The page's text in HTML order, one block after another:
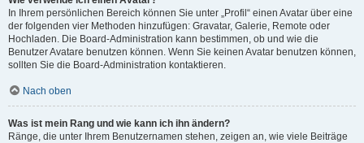
In Ihrem persönlichen Bereich können Sie unter „Profil“ einen Avatar über eine
der folgenden vier Methoden hinzufügen: Gravatar, Galerie, Remote oder
Hochladen. Die Board-Administration kann bestimmen, ob und wie die
Benutzer Avatare benutzen können. Wenn Sie keinen Avatar benutzen können,
sollten Sie die Board-Administration kontaktieren.
Nach oben
Was ist mein Rang und wie kann ich ihn ändern?
Ränge, die unter Ihrem Benutzernamen stehen, zeigen an, wie viele Beiträge